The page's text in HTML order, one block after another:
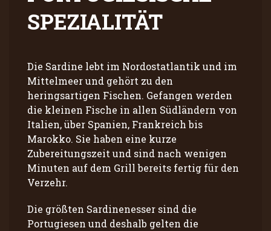
SPEZIALITÄT
Die Sardine lebt im Nordostatlantik und im
Mittelmeer und gehört zu den
heringsartigen Fischen. Gefangen werden
die kleinen Fische in allen Südländern von
Italien, über Spanien, Frankreich bis
Marokko. Sie haben eine kurze
Zubereitungszeit und sind nach wenigen
Minuten auf dem Grill bereits fertig für den
Verzehr.
Die größten Sardinenesser sind die
Portugiesen und deshalb gelten die